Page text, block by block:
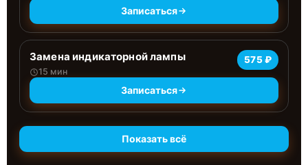
Записаться
Замена индикаторной лампы
15 мин
575 ₽
Записаться
Показать всё